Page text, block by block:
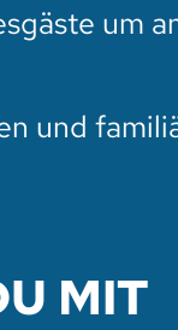
um
und
MIT